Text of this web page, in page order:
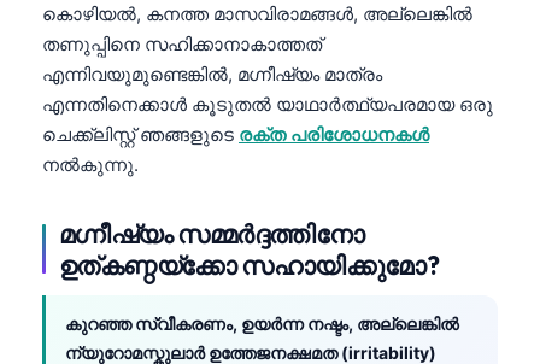
കൊഴിയൽ, കനത്ത മാസവിരാമങ്ങൾ, അല്ലെങ്കിൽ
തണുപ്പിനെ സഹിക്കാനാകാത്തത്
എന്നിവയുമുണ്ടെങ്കിൽ, മഗ്നീഷ്യം മാത്രം
എന്നതിനെക്കാൾ കൂടുതൽ യാഥാർത്ഥ്യപരമായ ഒരു
ചെക്ക്ലിസ്റ്റ് ഞങ്ങളുടെ രക്ത പരിശോധനകൾ
നൽകുന്നു.
മഗ്നീഷ്യം സമ്മർദ്ദത്തിനോ
ഉത്കണ്ഠയ്ക്കോ സഹായിക്കുമോ?
കുറഞ്ഞ സ്വീകരണം, ഉയർന്ന നഷ്ടം, അല്ലെങ്കിൽ
ന്യുറോമസ്കുലാർ ഉത്തേജനക്ഷമത (irritability)